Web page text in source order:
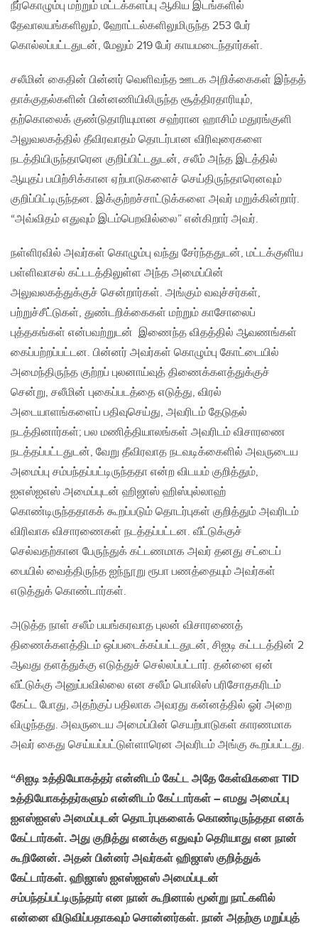
நீர்கொழும்பு மற்றும் மட்டக்களப்பு ஆகிய இடங்களில்
தேவாலயங்களிலும், ஹோட்டல்களிலுமிருந்த 253 பேர்
கொல்லப்பட்டதுடன், மேலும் 219 பேர் காயமடைந்தார்கள்.
சலீமின் கைதின் பின்னர் வெளிவந்த ஊடக அறிக்கைகள் இந்தத்
தாக்குதல்களின் பின்னணியிலிருந்த சூத்திரதாரியும்,
தற்கொலைக் குண்டுதாரியுமான சஹ்ரான ஹாசிம் மதுரங்குளி
அலுவலகத்தில் தீவிரவாதம் தொடர்பான விரிவுரைகளை
நடத்தியிருந்தாரென குறிப்பிட்டதுடன், சலீம் அந்த இடத்தில்
ஆயுதப் பயிற்சிக்கான ஏற்பாடுகளைச் செய்திருந்தாரெனவும்
குறிப்பிட்டிருந்தன. இக்குற்றச்சாட்டுக்களை அவர் மறுக்கின்றார்.
“அவ்விதம் எதுவும் இடம்பெறவில்லை” என்கிறார் அவர்.
நள்ளிரவில் அவர்கள் கொழும்பு வந்து சேர்ந்ததுடன், மட்டக்குளிய
பள்ளிவாசல் கட்டடத்திலுள்ள அந்த அமைப்பின்
அலுவலகத்துக்குச் சென்றார்கள். அங்கும் வவுச்சர்கள்,
பற்றுச்சீட்டுகள், துண்டறிக்கைகள் மற்றும் காசோலைப்
புத்தகங்கள் என்பவற்றுடன் இணைந்த விதத்தில் ஆவணங்கள்
கைப்பற்றப்பட்டன. பின்னர் அவர்கள் கொழும்பு கோட்டையில்
அமைந்திருந்த குற்றப் புலனாய்வுத் திணைக்களத்துக்குச்
சென்று, சலீமின் புகைப்படத்தை எடுத்து, விரல்
அடையாளங்களைப் பதிவுசெய்து, அவரிடம் தேடுதல்
நடத்தினார்கள்; பல மணித்தியாலங்கள் அவரிடம் விசாரணை
நடத்தப்பட்டதுடன், வேறு தீவிரவாத நடவடிக்கைளில் அவருடைய
அமைப்பு சம்பந்தப்பட்டிருந்ததா என்ற விடயம் குறித்தும்,
ஐஎஸ்ஐஎஸ் அமைப்புடன் ஹிஜாஸ் ஹிஸ்புல்லாஹ்
கொண்டிருந்ததாகக் கூறப்படும் தொடர்புகள் குறித்தும் அவரிடம்
விரிவாக விசாரணைகள் நடத்தப்பட்டன. வீட்டுக்குச்
செல்வதற்கான பேருந்துக் கட்டணமாக அவர் தனது சட்டைப்
பையில் வைத்திருந்த ஐந்நூறு ரூபா பணத்தையும் அவர்கள்
எடுத்துக் கொண்டார்கள்.
அடுத்த நாள் சலீம் பயங்கரவாத புலன் விசாரணைத்
திணைக்களத்திடம் ஒப்படைக்கப்பட்டதுடன், சிஐடி கட்டடத்தின் 2
ஆவது தளத்துக்கு எடுத்துச் செல்லப்பட்டார். தன்னை ஏன்
வீட்டுக்கு அனுப்பவில்லை என சலீம் பொலிஸ் பரிசோதகரிடம்
கேட்ட போது, அதற்குப் பதிலாக அவரது கன்னத்தில் ஓர் அறை
விழுந்தது. அவருடைய அமைப்பின் செயற்பாடுகள் காரணமாக
அவர் கைது செய்யப்பட்டுள்ளாரென அவரிடம் அங்கு கூறப்பட்டது.
“சிஐடி உத்தியோகத்தர் என்னிடம் கேட்ட அதே கேள்விகளை TID
உத்தியோகத்தர்களும் என்னிடம் கேட்டார்கள் – எமது அமைப்பு
ஐஎஸ்ஐஎஸ் அமைப்புடன் தொடர்புகளைக் கொண்டிருந்ததா எனக்
கேட்டார்கள். அது குறித்து எனக்கு எதுவும் தெரியாது என நான்
கூறினேன். அதன் பின்னர் அவர்கள் ஹிஜாஸ் குறித்துக்
கேட்டார்கள். ஹிஜாஸ் ஐஎஸ்ஐஎஸ் அமைப்புடன்
சம்பந்தப்பட்டிருந்தார் என நான் கூறினால் மூன்று நாட்களில்
என்னை விடுவிப்பதாகவும் சொன்னர்கள். நான் அதற்கு மறுப்புத்